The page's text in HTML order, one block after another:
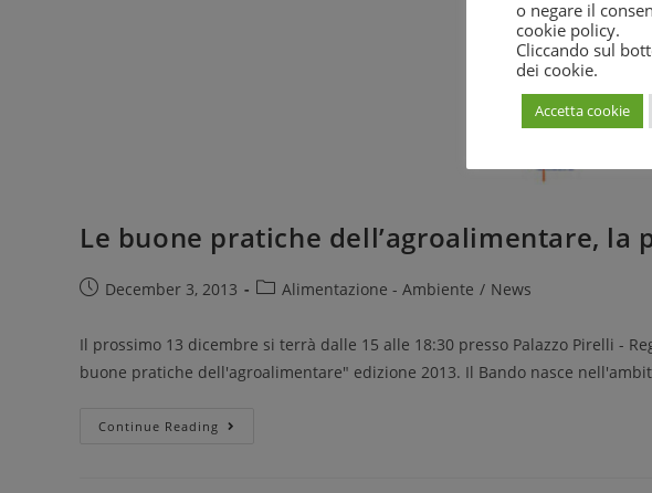
Le buone pratiche dell’agroalimentare, la
December 3, 2013 Alimentazione - Ambiente / News
Il prossimo 13 dicembre si terrà dalle 15 alle 18:30 presso Palazzo Pirelli -
buone pratiche dell'agroalimentare" edizione 2013. Il Bando nasce
Continue Reading
o negare il
cookie policy.
Cliccando sul
dei cookie.
Accetta cookie